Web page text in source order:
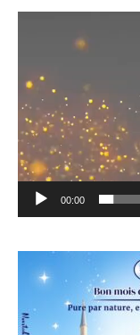
00:00